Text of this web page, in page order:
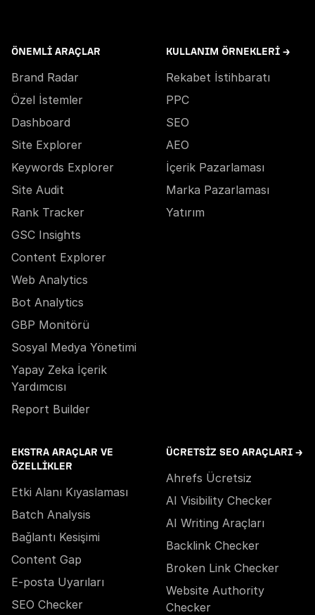
ÖNEMLI ARAÇLAR
Brand Radar
Özel İstemler
Dashboard
Site Explorer
Keywords Explorer
Site Audit
Rank Tracker
GSC Insights
Content Explorer
Web Analytics
Bot Analytics
GBP Monitörü
Sosyal Medya Yönetimi
Yapay Zeka İçerik
Yardımcısı
Report Builder
KULLANIM ÖRNEKLERI →
Rekabet İstihbaratı
PPC
SEO
AEO
İçerik Pazarlaması
Marka Pazarlaması
Yatırım
EKSTRA ARAÇLAR VE
ÖZELLIKLER
Etki Alanı Kıyaslaması
Batch Analysis
Bağlantı Kesişimi
Content Gap
E-posta Uyarıları
SEO Checker
ÜCRETSIZ SEO ARAÇLARI →
Ahrefs Ücretsiz
AI Visibility Checker
AI Writing Araçları
Backlink Checker
Broken Link Checker
Website Authority
Checker